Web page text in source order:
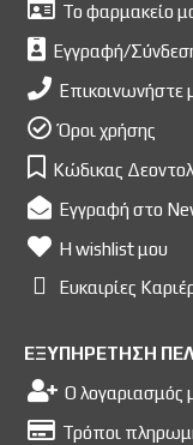
Το φαρμακείο
Εγγραφή/
Επικοινωνήστε
Όροι χρήσης
Κώδικας
Εγγραφή στο
Η wishlist μου
Ευκαιρίες
ΕΞΥΠΗΡΕΤΗΣΗ
Ο λογαριασμός
Τρόποι